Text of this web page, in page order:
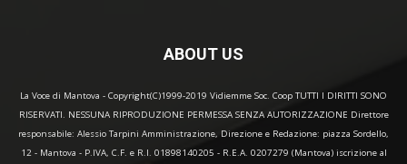
ABOUT US
La Voce di Mantova - Copyright(C)1999-2019 Vidiemme Soc. Coop TUTTI I DIRITTI SONO
RISERVATI. NESSUNA RIPRODUZIONE PERMESSA SENZA AUTORIZZAZIONE Direttore
responsabile: Alessio Tarpini Amministrazione, Direzione e Redazione: piazza Sordello,
12 - Mantova - P.IVA, C.F. e R.I. 01898140205 - R.E.A. 0207279 (Mantova) iscrizione al